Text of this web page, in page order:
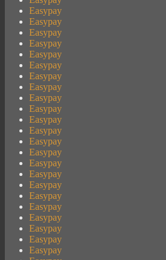
Easypay
Easypay
Easypay
Easypay
Easypay
Easypay
Easypay
Easypay
Easypay
Easypay
Easypay
Easypay
Easypay
Easypay
Easypay
Easypay
Easypay
Easypay
Easypay
Easypay
Easypay
Easypay
Easypay